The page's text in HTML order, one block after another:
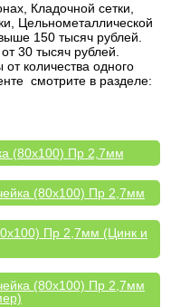
Кладочной сетки,
Цельнометаллической
150 тысяч рублей.
30 тысяч рублей.
количества одного
смотрите в разделе:
(80х100) Пр 2,7мм
(80х100) Пр 2,7мм
Пр 2,7мм (Цинк и
(80х100) Пр 2,7мм